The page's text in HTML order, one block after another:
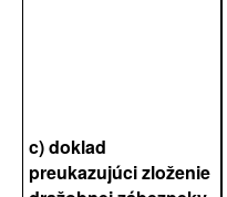
c) doklad
preukazujúci zloženie